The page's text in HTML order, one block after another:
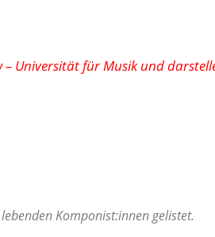
– Universität für Musik und
Komponist:innen gelistet.